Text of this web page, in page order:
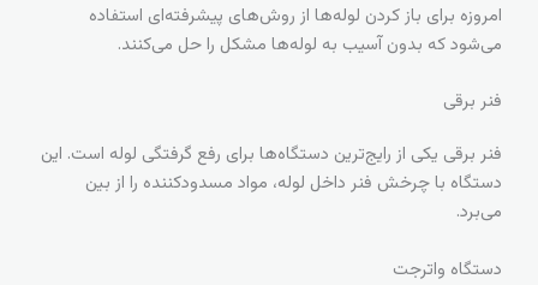
امروزه برای باز کردن لوله‌ها از روش‌های پیشرفته‌ای استفاده
می‌شود که بدون آسیب به لوله‌ها مشکل را حل می‌کنند.
فنر برقی
فنر برقی یکی از رایج‌ترین دستگاه‌ها برای رفع گرفتگی لوله است. این
دستگاه با چرخش فنر داخل لوله، مواد مسدودکننده را از بین
می‌برد.
دستگاه واترجت